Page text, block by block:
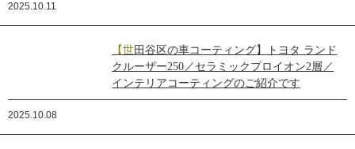
2025.10.11
【世田谷区の車コーティング】トヨタ ランド
クルーザー250／セラミックプロイオン2層／
インテリアコーティングのご紹介です
2025.10.08